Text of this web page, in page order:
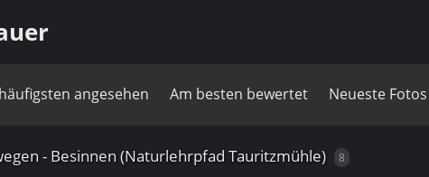
angesehen Am besten bewertet Neueste Fotos
- Besinnen (Naturlehrpfad Tauritzmühle) 8